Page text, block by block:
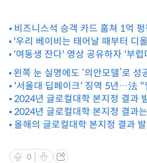
비즈니스석 승객 카드 훔쳐 1억
'우리 베이비는 태어날 때부터 디
많더니 벌어진 일 '충격'
'여동생 잔다' 영상 공유하자 '부
참여자가 무려
왼쪽 눈 실명에도 ‘의안모델’로
에게서 받은 선물"
'서울대 딥페이크' 징역 5년…法 "
2024년 글로컬대학 본지정 결과
2024년 글로컬대학 본지정 결과
올해의 글로컬대학 본지정 결과
0